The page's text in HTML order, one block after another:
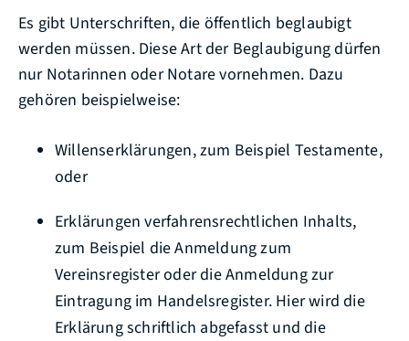
Es gibt Unterschriften, die öffentlich beglaubigt
werden müssen. Diese Art der Beglaubigung dürfen
nur Notarinnen oder Notare vornehmen. Dazu
gehören beispielweise:
Willenserklärungen, zum Beispiel Testamente,
oder
Erklärungen verfahrensrechtlichen Inhalts,
zum Beispiel die Anmeldung zum
Vereinsregister oder die Anmeldung zur
Eintragung im Handelsregister. Hier wird die
Erklärung schriftlich abgefasst und die